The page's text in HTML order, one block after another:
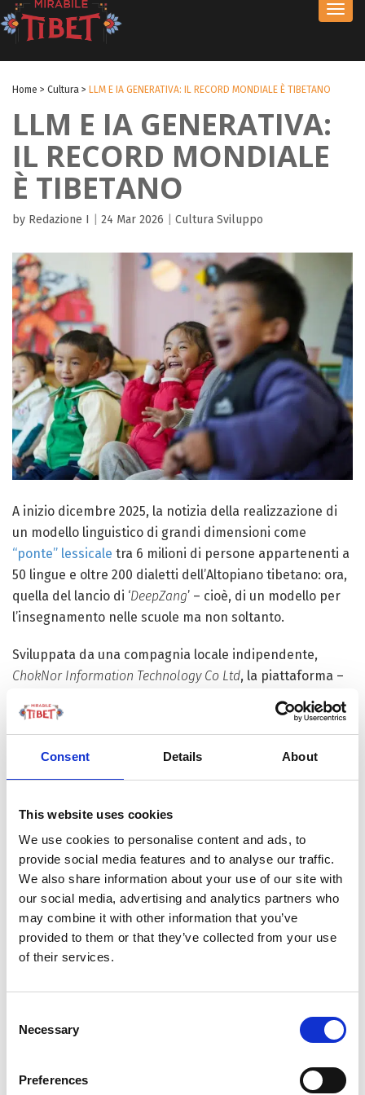
Consent Details About
This website uses cookies
We use cookies to personalise content and ads, to
provide social media features and to analyse our traffic.
We also share information about your use of our site with
our social media, advertising and analytics partners who
may combine it with other information that you’ve
provided to them or that they’ve collected from your use
of their services.
Selection
Necessary
Preferences
Home > Cultura > LLM E IA GENERATIVA: IL RECORD MONDIALE È TIBETANO
LLM E IA GENERATIVA:
IL RECORD MONDIALE
È TIBETANO
by Redazione I 24 Mar 2026 Cultura Sviluppo
A inizio dicembre 2025, la notizia della realizzazione di
un modello linguistico di grandi dimensioni come
“ponte” lessicale tra 6 milioni di persone appartenenti a
50 lingue e oltre 200 dialetti dell’Altopiano tibetano: ora,
quella del lancio di ‘DeepZang’ – cioè, di un modello per
l’insegnamento nelle scuole ma non soltanto.
Sviluppata da una compagnia locale indipendente,
ChokNor Information Technology Co Ltd, la piattaforma –
dialoghi in Tibetano, Cinese Putonghua e Inglese, le
traduzioni in tempo reale, le trascrizionispeech-to-text
(cioè dal parlato alla forma scritta) e le ricerche
culturali. Andando, finora, ad accumulare quasi 70
linguistici) e più di 30.500 ore di dati vocali. Il tutto, nei 3
maggiori dialetti tibetani – a cominciare da quello di
Lhasa – e a supporto di 80 lingue.
Parliamo del primoLLM tibetano registrato a livello
nazionale di Intelligenza Artificiale generativa, già
riconosciuto dallaWorld Record Certification Agency
multimodali, che – secondo il fondatore della
alle lingue dei tanti gruppi etnici dell’Altopiano. Una voce
quantità di
della applicazione (al ritmo medio